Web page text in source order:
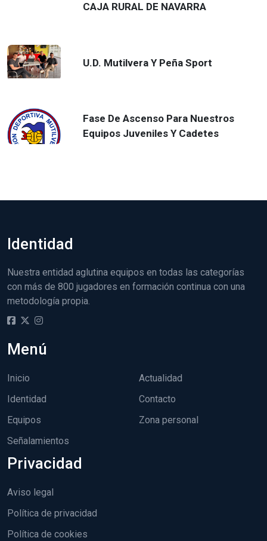
CAJA RURAL DE NAVARRA
U.D. Mutilvera Y Peña Sport
Fase De Ascenso Para Nuestros
Equipos Juveniles Y Cadetes
Identidad
Nuestra entidad aglutina equipos en todas las categorías
con más de 800 jugadores en formación continua con una
metodología propia.
Menú
Inicio
Identidad
Equipos
Señalamientos
Actualidad
Contacto
Zona personal
Privacidad
Aviso legal
Política de privacidad
Política de cookies